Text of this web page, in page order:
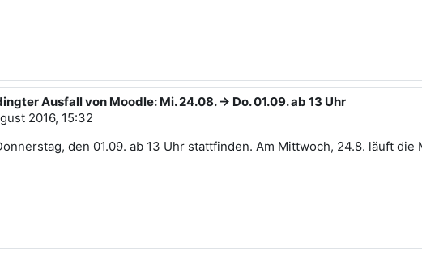
Ausfall von Moodle: Mi. 24.08. -> Do. 01.09. ab 13 Uhr
2016, 15:32
den 01.09. ab 13 Uhr stattfinden. Am Mittwoch, 24.8. läuft